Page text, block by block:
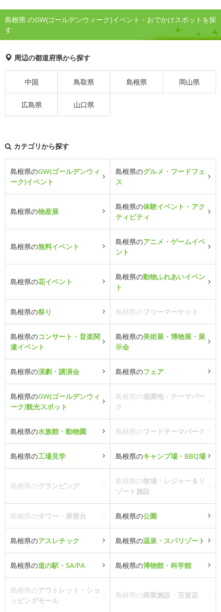
島根県 のGW(ゴールデンウィーク)イベント・おでかけスポットを探
す
周辺の都道府県から探す
中国 鳥取県 島根県 岡山県
広島県 山口県
カテゴリから探す
島根県のGW(ゴールデンウィ
ーク)イベント
島根県のグルメ・フードフェ
ス
島根県の物産展
島根県の体験イベント・アク
ティビティ
島根県の無料イベント
島根県のアニメ・ゲームイベ
ント
島根県の花イベント
島根県の動物ふれあいイベン
ト
島根県の祭り 島根県のフリーマーケット
島根県のコンサート・音楽関
連イベント
島根県の美術展・博物展・展
示会
島根県の演劇・講演会 島根県のフェア
島根県のGW(ゴールデンウィ
ーク)観光スポット
島根県の遊園地・テーマパー
ク
島根県の水族館・動物園 島根県のフードテーマパーク
島根県の工場見学 島根県のキャンプ場・BBQ場
島根県のグランピング
島根県の牧場・レジャー＆リ
ゾート施設
島根県のタワー・展望台 島根県の公園
島根県のアスレチック 島根県の温泉・スパリゾート
島根県の道の駅・SA/PA 島根県の博物館・科学館
島根県のアウトレット・ショ
ッピングモール
島根県の商業施設・百貨店